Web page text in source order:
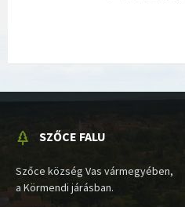
SZŐCE FALU
Szőce község Vas vármegyében,
a Körmendi járásban.